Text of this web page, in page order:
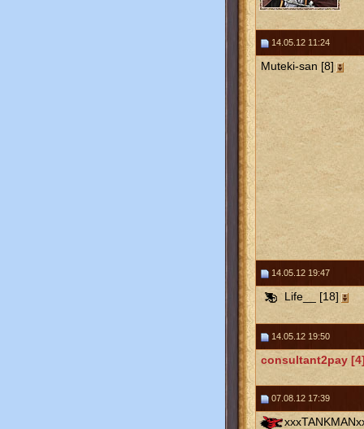
14.05.12 11:24
Muteki-san [8]
14.05.12 19:47
Life__ [18]
14.05.12 19:50
consultant2pay
07.08.12 17:39